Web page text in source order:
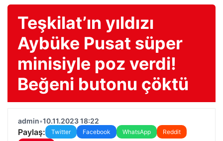
Teşkilat’ın yıldızı
Aybüke Pusat süper
minisiyle poz verdi!
Beğeni butonu çöktü
admin•10.11.2023 18:22
Paylaş: Twitter Facebook WhatsApp
Reddit